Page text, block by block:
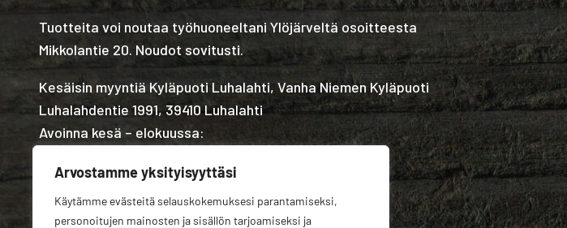
Arvostamme yksityisyyttäsi
Käytämme evästeitä selauskokemuksesi parantamiseksi,
personoitujen mainosten ja sisällön tarjoamiseksi ja
Tuotteita voi noutaa työhuoneeltani Ylöjärveltä osoitteesta
Mikkolantie 20. Noudot sovitusti.
Kesäisin myyntiä Kyläpuoti Luhalahti, Vanha Niemen Kyläpuoti
Luhalahdentie 1991, 39410 Luhalahti
Avoinna kesä – elokuussa: